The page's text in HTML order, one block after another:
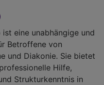
eine unabhängige und
Betroffene von
und Diakonie. Sie bietet
Hilfe,
Strukturkenntnis in